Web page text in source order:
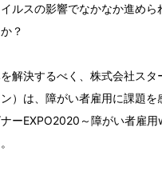
ルスの影響でなかなか進めら
？
解決するべく、株式会社スタ
ン）は、障がい者雇用に課題を
ーEXPO2020～障がい者雇用